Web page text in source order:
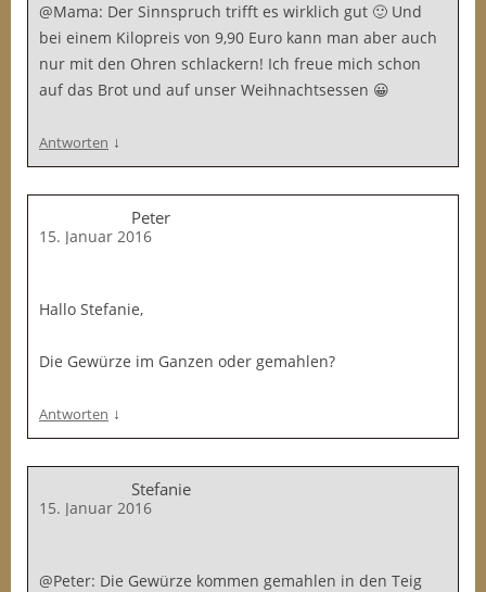
@Mama: Der Sinnspruch trifft es wirklich gut 🙂 Und
bei einem Kilopreis von 9,90 Euro kann man aber auch
nur mit den Ohren schlackern! Ich freue mich schon
auf das Brot und auf unser Weihnachtsessen 😀
Antworten ↓
Peter
15. Januar 2016
Hallo Stefanie,
Die Gewürze im Ganzen oder gemahlen?
Antworten ↓
Stefanie
15. Januar 2016
@Peter: Die Gewürze kommen gemahlen in den Teig